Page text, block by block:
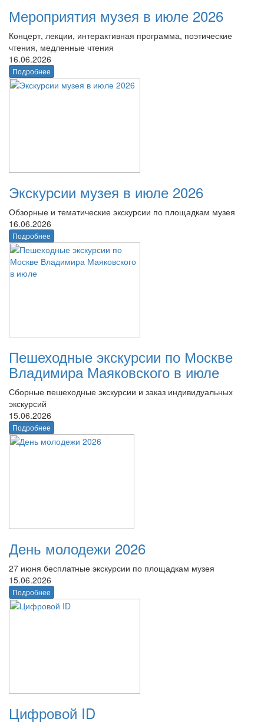
Мероприятия музея в июле 2026
Концерт, лекции, интерактивная программа, поэтические
чтения, медленные чтения
16.06.2026
Подробнее
Экскурсии музея в июле 2026
Обзорные и тематические экскурсии по площадкам музея
16.06.2026
Подробнее
Пешеходные экскурсии по Москве
Владимира Маяковского в июле
Сборные пешеходные экскурсии и заказ индивидуальных
экскурсий
15.06.2026
Подробнее
День молодежи 2026
27 июня бесплатные экскурсии по площадкам музея
15.06.2026
Подробнее
Цифровой ID